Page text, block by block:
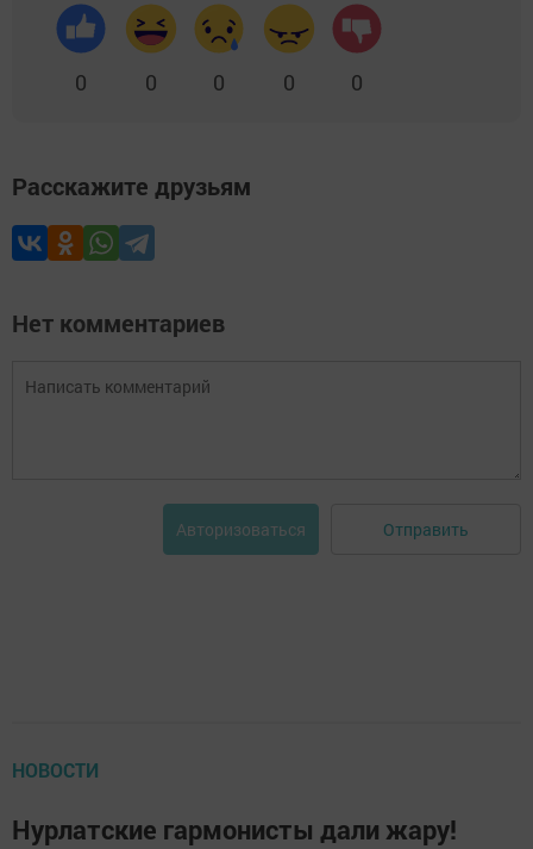
0 0 0 0 0
Расскажите друзьям
Нет комментариев
Авторизоваться Отправить
НОВОСТИ
Нурлатские гармонисты дали жару!